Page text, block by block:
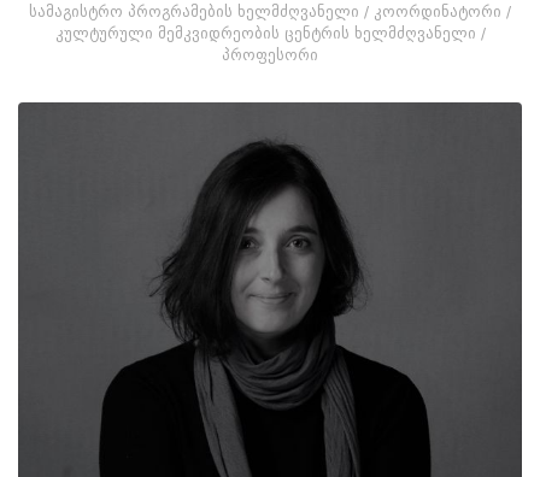
სამაგისტრო პროგრამების ხელმძღვანელი / კოორდინატორი /
კულტურული მემკვიდრეობის ცენტრის ხელმძღვანელი /
პროფესორი